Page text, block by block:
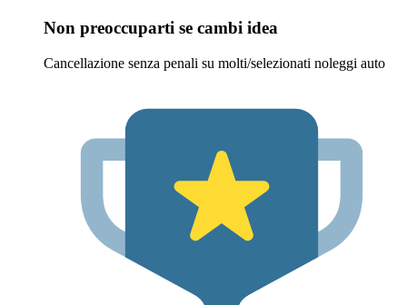
Non preoccuparti se cambi idea
Cancellazione senza penali su molti/selezionati noleggi auto